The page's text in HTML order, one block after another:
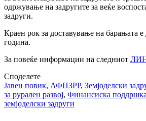
одржување на задругите за веќе
задруги.
Краен рок за доставување на барањата
година.
За повеќе информации на следниот
Споделете
Јавен повик, АФПЗРР, Земјоделски
за рурален развој, Финансиска
земјоделски задруги